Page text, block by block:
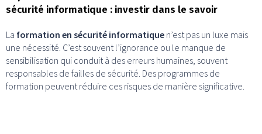
sécurité informatique : investir dans le savoir
La formation en sécurité informatique n’est pas un luxe mais
une nécessité. C’est souvent l’ignorance ou le manque de
sensibilisation qui conduit à des erreurs humaines, souvent
responsables de failles de sécurité. Des programmes de
formation peuvent réduire ces risques de manière significative.